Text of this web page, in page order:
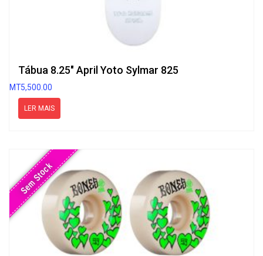
Tábua 8.25″ April Yoto Sylmar 825
MT5,500.00
LER MAIS
Sem Stock